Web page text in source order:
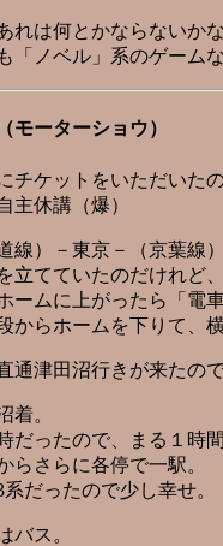
は何とかならないかな
ノベル」系のゲームな
モーターショウ）
ケットをいただいた
休講（爆）
）－東京－（京葉線）
てていたのだけれど、
ムに上がったら「電
らホームを下りて、横
津田沼行きが来たの
着。
だったので、まる１時
さらに各停で一駅。
だったので少し幸せ。
バス。